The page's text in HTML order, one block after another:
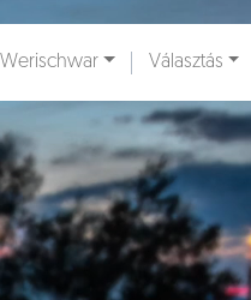
Werischwar Választás